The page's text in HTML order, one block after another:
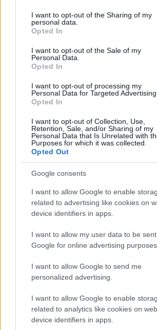
not limited to your visit or usage behaviour.
grant or deny consent to Google and its
use your data for below specified purposes
consent section.
I want to opt-out of the Sharing of my
personal data.
Opted In
I want to opt-out of the Sale of my
Personal Data.
Opted In
I want to opt-out of processing my
Personal Data for Targeted Advertising.
Opted In
I want to opt-out of Collection, Use,
Retention, Sale, and/or Sharing of my
Personal Data that Is Unrelated with
Purposes for which it was collected.
Opted Out
Google consents
I want to allow Google to enable
related to advertising like cookies on
device identifiers in apps.
I want to allow my user data to be
Google for online advertising purposes.
I want to allow Google to send me
personalized advertising.
I want to allow Google to enable
related to analytics like cookies on
device identifiers in apps.